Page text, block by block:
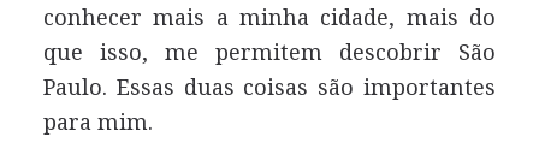
conhecer mais a minha cidade, mais do
que isso, me permitem descobrir São
Paulo. Essas duas coisas são importantes
para mim.